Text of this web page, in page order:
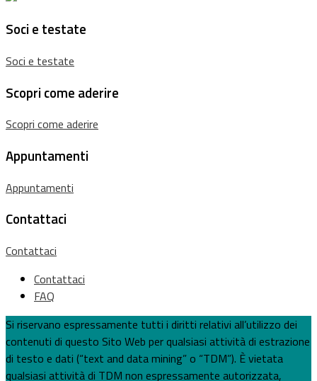
Soci e testate
Soci e testate
Scopri come aderire
Scopri come aderire
Appuntamenti
Appuntamenti
Contattaci
Contattaci
Contattaci
FAQ
Si riservano espressamente tutti i diritti relativi all’utilizzo dei
contenuti di questo Sito Web per qualsiasi attività di estrazione
di testo e dati (“text and data mining” o “TDM”). È vietata
qualsiasi attività di TDM non espressamente autorizzata,